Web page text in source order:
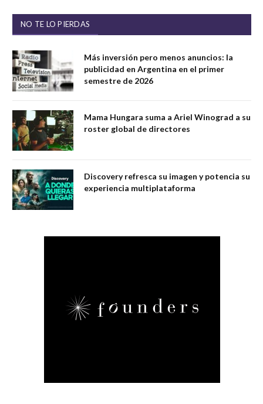
NO TE LO PIERDAS
Más inversión pero menos anuncios: la
publicidad en Argentina en el primer
semestre de 2026
Mama Hungara suma a Ariel Winograd a su
roster global de directores
Discovery refresca su imagen y potencia su
experiencia multiplataforma